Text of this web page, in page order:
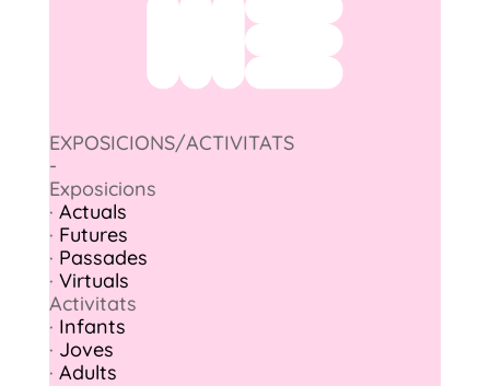
EXPOSICIONS/ACTIVITATS
-
Exposicions
· Actuals
· Futures
· Passades
· Virtuals
Activitats
· Infants
· Joves
· Adults